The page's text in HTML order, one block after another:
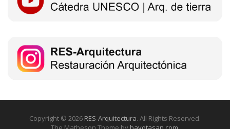
Copyright © 2026 RES-Arquitectura. All Rights Reserved.